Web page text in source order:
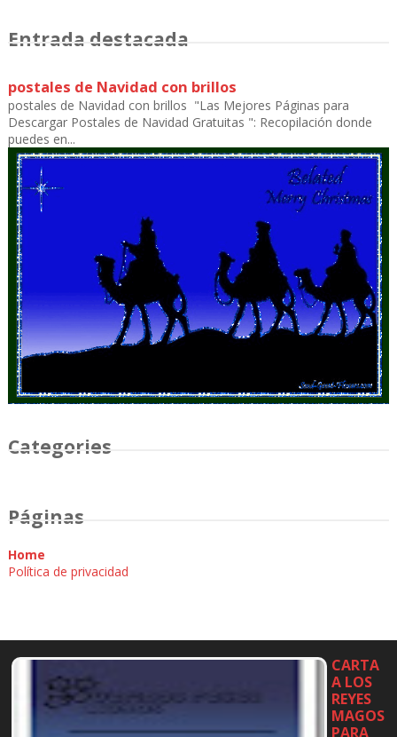
Entrada destacada
postales de Navidad con brillos
postales de Navidad con brillos "Las Mejores Páginas para
Descargar Postales de Navidad Gratuitas ": Recopilación donde
puedes en...
Categories
Páginas
Home
Política de privacidad
CARTA
A LOS
REYES
MAGOS
PARA